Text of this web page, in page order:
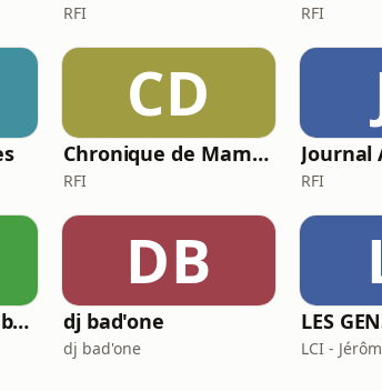
RFI RFI
CD
Chronique de Mamane
RFI
Journal
RFI
Raconte-moi une bêtise
DB
dj bad'one
dj bad'one LCI -